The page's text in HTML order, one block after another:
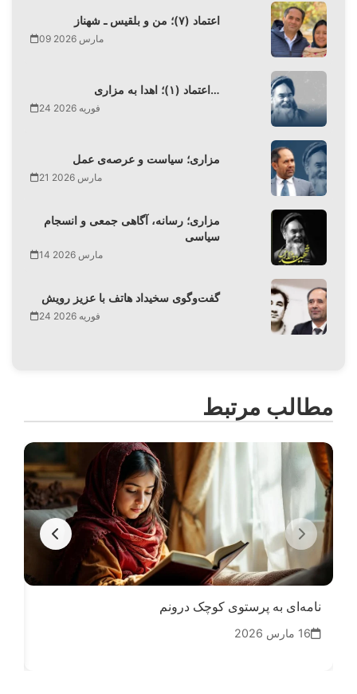
اعتماد (۷)؛ من و بلقیس ـ شهناز
09 مارس 2026
اعتماد (۱)؛ اهدا به مزاری…
24 فوریه 2026
مزاری؛ سیاست و عرصه‌ی عمل
21 مارس 2026
مزاری؛ رسانه، آگاهی جمعی و انسجام
سیاسی
14 مارس 2026
گفت‌وگوی سخیداد هاتف با عزیز رویش
24 فوریه 2026
مطالب مرتبط
نامه‌ای به پرستوی کوچک درونم
16 مارس 2026